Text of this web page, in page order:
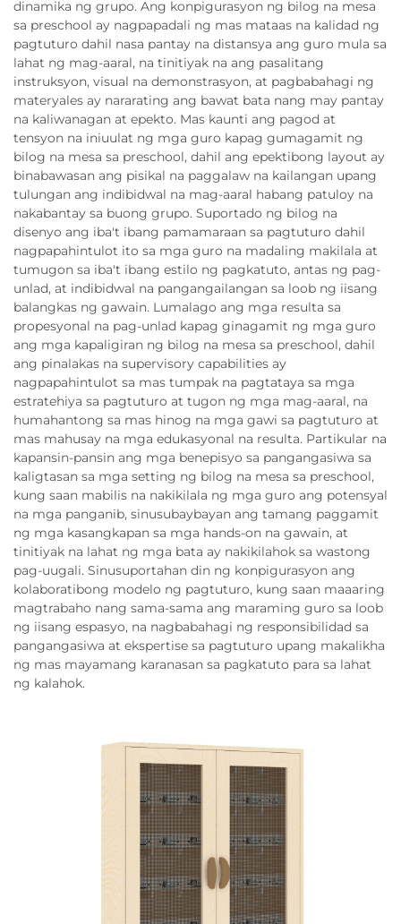
dinamika ng grupo. Ang konpigurasyon ng bilog na mesa
sa preschool ay nagpapadali ng mas mataas na kalidad ng
pagtuturo dahil nasa pantay na distansya ang guro mula sa
lahat ng mag-aaral, na tinitiyak na ang pasalitang
instruksyon, visual na demonstrasyon, at pagbabahagi ng
materyales ay nararating ang bawat bata nang may pantay
na kaliwanagan at epekto. Mas kaunti ang pagod at
tensyon na iniuulat ng mga guro kapag gumagamit ng
bilog na mesa sa preschool, dahil ang epektibong layout ay
binabawasan ang pisikal na paggalaw na kailangan upang
tulungan ang indibidwal na mag-aaral habang patuloy na
nakabantay sa buong grupo. Suportado ng bilog na
disenyo ang iba't ibang pamamaraan sa pagtuturo dahil
nagpapahintulot ito sa mga guro na madaling makilala at
tumugon sa iba't ibang estilo ng pagkatuto, antas ng pag-
unlad, at indibidwal na pangangailangan sa loob ng iisang
balangkas ng gawain. Lumalago ang mga resulta sa
propesyonal na pag-unlad kapag ginagamit ng mga guro
ang mga kapaligiran ng bilog na mesa sa preschool, dahil
ang pinalakas na supervisory capabilities ay
nagpapahintulot sa mas tumpak na pagtataya sa mga
estratehiya sa pagtuturo at tugon ng mga mag-aaral, na
humahantong sa mas hinog na mga gawi sa pagtuturo at
mas mahusay na mga edukasyonal na resulta. Partikular na
kapansin-pansin ang mga benepisyo sa pangangasiwa sa
kaligtasan sa mga setting ng bilog na mesa sa preschool,
kung saan mabilis na nakikilala ng mga guro ang potensyal
na mga panganib, sinusubaybayan ang tamang paggamit
ng mga kasangkapan sa mga hands-on na gawain, at
tinitiyak na lahat ng mga bata ay nakikilahok sa wastong
pag-uugali. Sinusuportahan din ng konpigurasyon ang
kolaboratibong modelo ng pagtuturo, kung saan maaaring
magtrabaho nang sama-sama ang maraming guro sa loob
ng iisang espasyo, na nagbabahagi ng responsibilidad sa
pangangasiwa at ekspertise sa pagtuturo upang makalikha
ng mas mayamang karanasan sa pagkatuto para sa lahat
ng kalahok.